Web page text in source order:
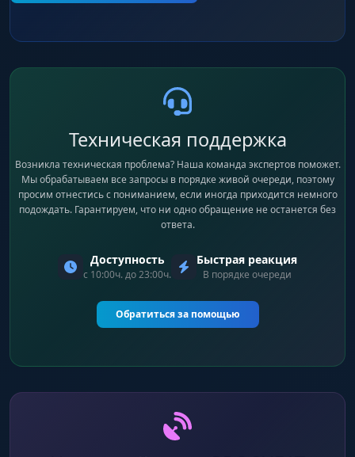
Техническая поддержка
Возникла техническая проблема? Наша команда экспертов поможет.
Мы обрабатываем все запросы в порядке живой очереди, поэтому
просим отнестись с пониманием, если иногда приходится немного
подождать. Гарантируем, что ни одно обращение не останется без
ответа.
Доступность
с 10:00ч. до 23:00ч.
Быстрая реакция
В порядке очереди
Обратиться за помощью